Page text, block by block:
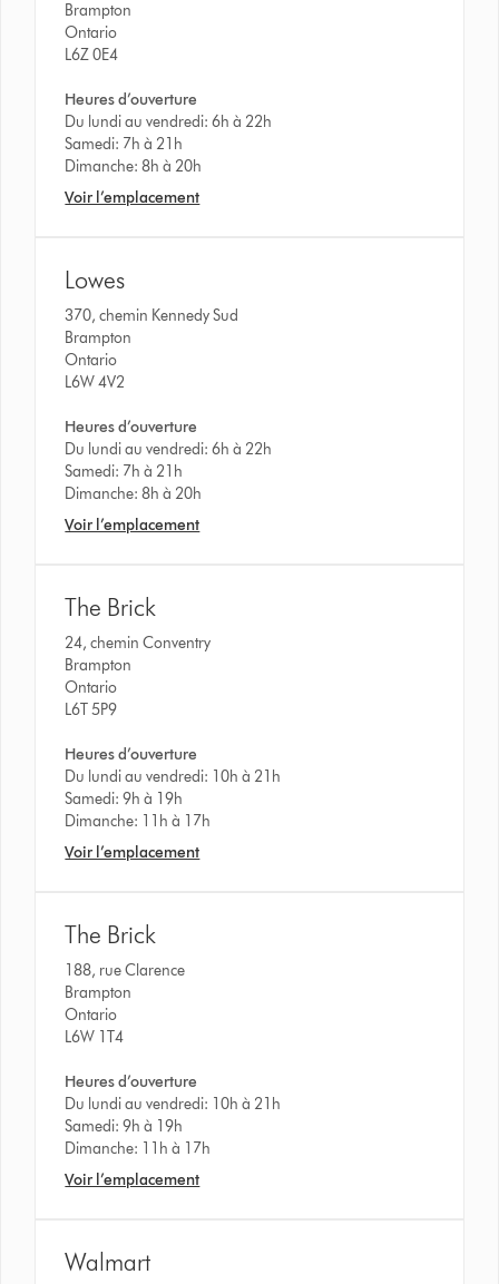
Brampton
Ontario
L6Z 0E4
Heures d’ouverture
Du lundi au vendredi: 6h à 22h
Samedi: 7h à 21h
Dimanche: 8h à 20h
Voir l’emplacement
Lowes
370, chemin Kennedy Sud
Brampton
Ontario
L6W 4V2
Heures d’ouverture
Du lundi au vendredi: 6h à 22h
Samedi: 7h à 21h
Dimanche: 8h à 20h
Voir l’emplacement
The Brick
24, chemin Conventry
Brampton
Ontario
L6T 5P9
Heures d’ouverture
Du lundi au vendredi: 10h à 21h
Samedi: 9h à 19h
Dimanche: 11h à 17h
Voir l’emplacement
The Brick
188, rue Clarence
Brampton
Ontario
L6W 1T4
Heures d’ouverture
Du lundi au vendredi: 10h à 21h
Samedi: 9h à 19h
Dimanche: 11h à 17h
Voir l’emplacement
Walmart